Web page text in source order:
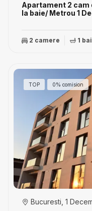
Apartament 2 cam
la baie/ Metrou 1
2 camere 1
TOP 0% comision
Bucuresti, 1